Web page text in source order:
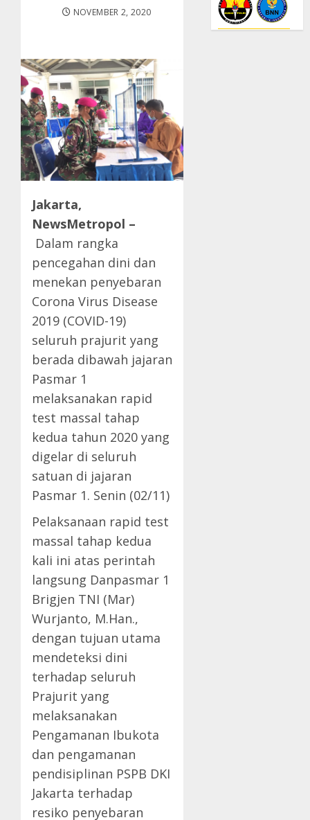
NOVEMBER 2, 2020
Jakarta,
NewsMetropol –
Dalam rangka
pencegahan dini dan
menekan penyebaran
Corona Virus Disease
2019 (COVID-19)
seluruh prajurit yang
berada dibawah jajaran
Pasmar 1
melaksanakan rapid
test massal tahap
kedua tahun 2020 yang
digelar di seluruh
satuan di jajaran
Pasmar 1. Senin (02/11)
Pelaksanaan rapid test
massal tahap kedua
kali ini atas perintah
langsung Danpasmar 1
Brigjen TNI (Mar)
Wurjanto, M.Han.,
dengan tujuan utama
mendeteksi dini
terhadap seluruh
Prajurit yang
melaksanakan
Pengamanan Ibukota
dan pengamanan
pendisiplinan PSPB DKI
Jakarta terhadap
resiko penyebaran